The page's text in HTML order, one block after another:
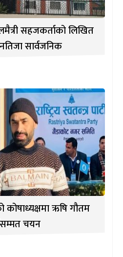
सहजकर्ताको लिखित
सार्वजनिक
कोषाध्यक्षमा ऋषि गौतम
चयन